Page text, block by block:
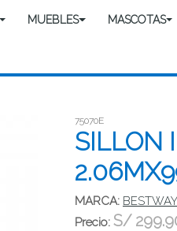
MUEBLES MASCOTAS
75070E
SILLON
MARCA: BESTWAY
Precio: S/